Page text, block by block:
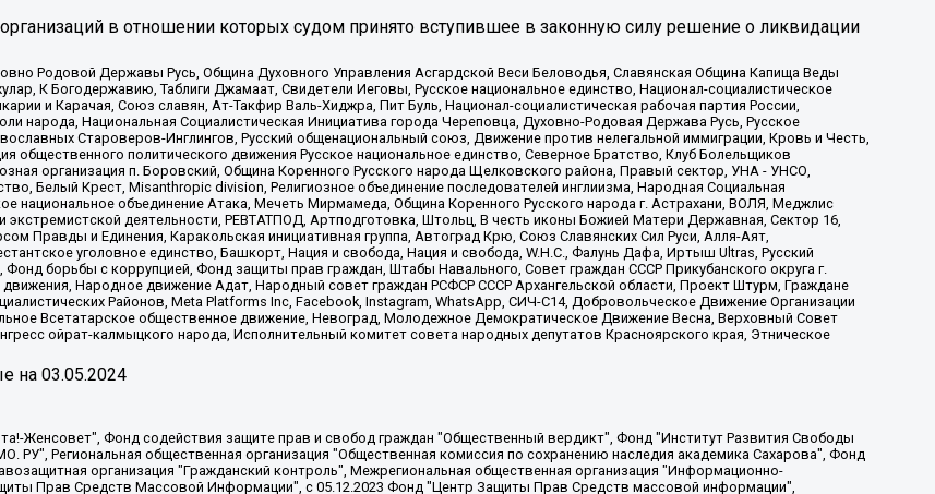
в отношении которых судом принято вступившее в законную силу решение о ликвидации
Родовой Державы Русь, Община Духовного Управления Асгардской Веси Беловодья, Славянская Община Капища Веды
К Богодержавию, Таблиги Джамаат, Свидетели Иеговы, Русское национальное единство, Национал-социалистическое
и Карачая, Союз славян, Ат-Такфир Валь-Хиджра, Пит Буль, Национал-социалистическая рабочая партия России,
народа, Национальная Социалистическая Инициатива города Череповца, Духовно-Родовая Держава Русь, Русское
Староверов-Инглингов, Русский общенациональный союз, Движение против нелегальной иммиграции, Кровь и Честь,
общественного политического движения Русское национальное единство, Северное Братство, Клуб Болельщиков
организация п. Боровский, Община Коренного Русского народа Щелковского района, Правый сектор, УНА - УНСО,
Белый Крест, Misanthropic division, Религиозное объединение последователей инглиизма, Народная Социальная
национальное объединение Атака, Мечеть Мирмамеда, Община Коренного Русского народа г. Астрахани, ВОЛЯ, Меджлис
деятельности, РЕВТАТПОД, Артподготовка, Штольц, В честь иконы Божией Матери Державная, Сектор 16,
Правды и Единения, Каракольская инициативная группа, Автоград Крю, Союз Славянских Сил Руси, Алля-Аят,
уголовное единство, Башкорт, Нация и свобода, Нация и свобода, W.H.С., Фалунь Дафа, Иртыш Ultras, Русский
борьбы с коррупцией, Фонд защиты прав граждан, Штабы Навального, Совет граждан СССР Прикубанского округа г.
Народное движение Адат, Народный совет граждан РСФСР СССР Архангельской области, Проект Штурм, Граждане
Районов, Meta Platforms Inc, Facebook, Instagram, WhatsApp, СИЧ-С14, Добровольческое Движение Организации
Всетатарское общественное движение, Невоград, Молодежное Демократическое Движение Весна, Верховный Совет
ойрат-калмыцкого народа, Исполнительный комитет совета народных депутатов Красноярского края, Этническое
на 03.05.2024
дата регистрации 10.06.2014), Некоммерческая организация "Фонд по борьбе с коррупцией", Автономная некоммерческая организация "Институт права и публичной политики", Баданин Роман Сергеевич, Гликин Максим Александрович, Железнова Мария Михайловна, Лукьянова Юлия Сергеевна, Маетная Елизавета Витальевна, Маняхин Петр Борисович, Чуракова Ольга Владимировна, Ярош Юлия Петровна, Юридическое лицо "The Insider SIA", зарегистрированное в Риге, Латвийская Республика (дата регистрации 26.06.2015), являющееся администратором доменного имени интернет-издания "The Insider SIA", https://theins.ru, Постернак Алексей Евгеньевич, Рубин Михаил Аркадьевич, Анин Роман Александрович, Юридическое лицо Istories fonds, зарегистрированное в Латвийской Республике (регистрационный номер 50008295751, дата регистрации 24.02.2020), Великовский Дмитрий Александрович, Долинина Ирина Николаевна, Мароховская Алеся Алексеевна, Шлейнов Роман Юрьевич, Шмагун Олеся Валентиновна, Общество с ограниченной ответственностью "Альтаир 2021", Общество с ограниченной ответственностью "Вега 2021", Общество с ограниченной ответственностью "Главный редактор 2021", Общество с ограниченной ответственностью "Ромашки монолит", Важенков Артем Валерьевич, Ивановская областная общественная организация "Центр гендерных исследований", Гурман Юрий Альбертович, Медиапроект "ОВД-Инфо", Егоров Владимир Владимирович, Жилинский Владимир Александрович, Общество с ограниченной ответственностью "ЗП", Иванова София Юрьевна, Карезина Инна Павловна, Кильтау Екатерина Викторовна, Петров Алексей Викторович, Пискунов Сергей Евгеньевич, Смирнов Сергей Сергеевич, Тихонов Михаил Сергеевич, Общество с ограниченной ответственностью "ЖУРНАЛИСТ-ИНОСТРАННЫЙ АГЕНТ", Арапова Галина Юрьевна, Вольтская Татьяна Анатольевна, Американская компания "Mason G.E.S. Anonymous Foundation" (США), являющаяся владельцем интернет-издания https://mnews.world/, Компания "Stichting Bellingcat", зарегистрированная в Нидерландах (дата регистрации 11.07.2018), Захаров Андрей Вячеславович, Клепиковская Екатерина Дмитриевна, Общество с ограниченной ответственностью "МЕМО", Перл Роман Александрович, Симонов Евгений Алексеевич, Соловьева Елена Анатольевна, Сотников Даниил Владимирович, Сурначева Елизавета Дмитриевна, Автономная некоммерческая организация по защите прав человека и информированию населения "Якутия – Наше Мнение", Общество с ограниченной ответственностью "Москоу диджитал медиа", с 26.01.2023 Общество с ограниченной ответственностью "Чайка Белые сады", Ветошкина Валерия Валерьевна, Заговора Максим Александрович, Межрегиональное общественное движение "Российская ЛГБТ - сеть", Оленичев Максим Владимирович, Павлов Иван Юрьевич, Скворцова Елена Сергеевна, Общество с ограниченной ответственностью "Как бы инагент", Кочетков Игорь Викторович, Общество с ограниченной ответственностью "Честные выборы", Еланчик Олег Александрович, Общество с ограниченной ответственностью "Нобелевский призыв", Гималова Регина Эмилевна, Григорьев Андрей Валерьевич, Григорьева Алина Александровна, Ассоциация по содействию защите прав призывников, альтернативнослужащих и военнослужащих "Правозащитная группа "Гражданин.Армия.Право", Хисамова Регина Фаритовна, Автономная некоммерческая организация по реализации социально-правовых программ "Лилит", Дальневосточное общественное движение "Маяк", Санкт-Петербургская ЛГБТ-инициативная группа "Выход", Инициативная группа ЛГБТ+ "Реверс", Алексеев Андрей Викторович, Бекбулатова Таисия Львовна, Беляев Иван Михайлович, Владыкина Елена Сергеевна, Гельман Марат Александрович, Никульшина Вероника Юрьевна, Толоконникова Надежда Андреевна, Шендерович Виктор Анатольевич, Общество с ограниченной ответственностью "Данное сообщение", Общество с ограниченной ответственностью Издательский дом "Новая глава", Айнбиндер Александра Александровна, Московский комьюнити-центр для ЛГБТ+инициатив, Благотворительный фонд развития филантропии, Deutsche Welle (Германия, Kurt-Schumacher-Strasse 3, 53113 Bonn), Борзунова Мария Михайловна, Воробьев Виктор Викторович, Голубева Анна Львовна, Константинова Алла Михайловна, Малкова Ирина Владимировна, Мурадов Мурад Абдулгалимович, Осетинская Елизавета Николаевна, Понасенков Евгений Николаевич, Ганапольский Матвей Юрьевич, Киселев Евгений Алексеевич, Борухович Ирина Григорьевна, Дремин Иван Тимофеевич, Дубровский Дмитрий Викторович, Красноярская региональная общественная организация поддержки и развития альтернативных образовательных технологий и межкультурных коммуникаций "ИНТЕРРА", Маяковская Екатерина Алексеевна, Фейгин Марк Захарович, Филимонов Андрей Викторович, Дзугкоева Регина Николаевна, Доброхотов Роман Александрович, Дудь Юрий Александрович, Елкин Сергей Владимирович, Кругликов Кирилл Игоревич, Сабунаева Мария Леонидовна, Семенов Алексей Владимирович, Шаинян Карен Багратович, Шульман Екатерина Михайловна, Асафьев Артур Валерьевич, Вахштайн Виктор Семенович, Венедиктов Алексей Алексеевич, Лушникова Екатерина Евгеньевна, Волков Леонид Михайлович, Невзоров Александр Глебович, Пархоменко Сергей Борисович, Сироткин Ярослав Николаевич, Кара-Мурза Владимир Владимирович, Баранова Наталья Владимировна, Гозман Леонид Яковлевич, Кагарлицкий Борис Юльевич, Климарев Михаил Валерьевич, Милов Владимир Станиславович, Автономная некоммерческая организация Краснодарский центр современного искусства "Типография", Моргенштерн Алишер Тагирович, Соболь Любовь Эдуардовна, Общество с ограниченной ответственностью "ЛИЗА НОРМ", Каспаров Гарри Кимович, Ходорковский Михаил Борисович, Общество с ограниченной ответственностью "Апрельские тезисы", Данилович Ирина Брониславовна, Кашин Олег Владимирович, Петров Николай Владимирович, Пивоваров Алексей Владимирович, Соколов Михаил Владимирович, Цветкова Юлия Владимировна, Чичваркин Евгений Александрович, Комитет против пыток/Команда против пыток, Общество с ограниченной ответственностью "Первый научный", Общество с ограниченной ответственностью "Вертолет и ко", Белоцерковская Вероника Борисовна, Кац Максим Евгеньевич, Лазарева Татьяна Юрьевна, Шаведдинов Руслан Табризович, Яшин Илья Валерьевич, Общество с ограниченной ответственностью "Иноагент ААВ", Алешковский Дмитрий Петрович, Альбац Евгения Марковна, Быков Дмитрий Львович, Галямина Юлия Евгеньевна, Лойко Сергей Леонидович, Мартынов Кирилл Константинович, Медведев Сергей Александрович, Крашенинников Федор Геннадиевич, Гордеева Катерина Вл